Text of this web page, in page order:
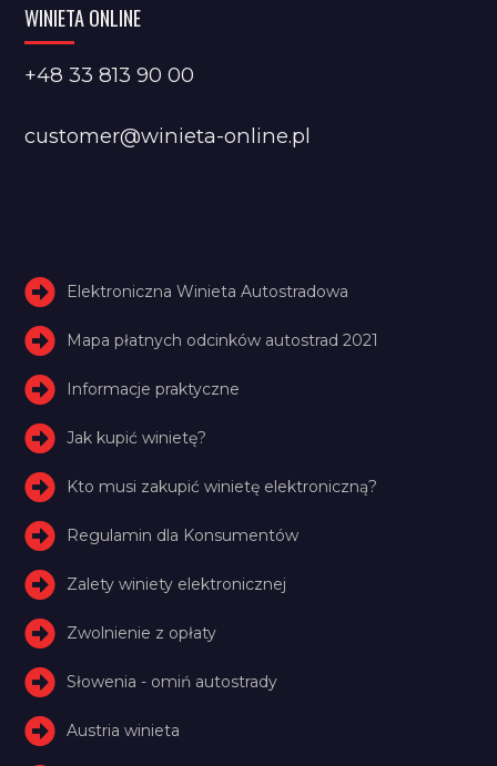
WINIETA ONLINE
+48 33 813 90 00
customer@winieta-online.pl
Elektroniczna Winieta Autostradowa
Mapa płatnych odcinków autostrad 2021
Informacje praktyczne
Jak kupić winietę?
Kto musi zakupić winietę elektroniczną?
Regulamin dla Konsumentów
Zalety winiety elektronicznej
Zwolnienie z opłaty
Słowenia - omiń autostrady
Austria winieta